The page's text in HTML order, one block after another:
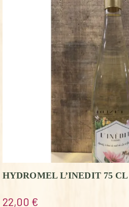
HYDROMEL L’INEDIT 75 CL
22,00 €